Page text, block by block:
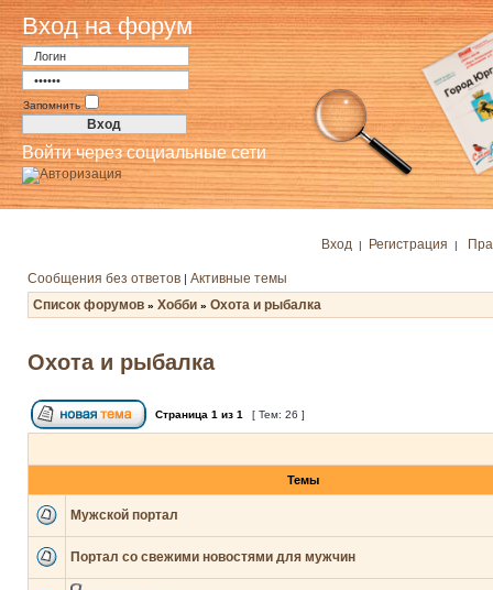
Вход на форум
Запомнить
Войти через социальные сети
Вход | Регистрация |
Сообщения без ответов | Активные темы
Список форумов » Хобби » Охота и рыбалка
Охота и рыбалка
Страница 1 из 1 [ Тем: 26 ]
Темы
Мужской портал
Портал со свежими новостями для мужчин